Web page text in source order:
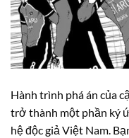
Hành trình phá án của
trở thành một phần ký
hệ độc giả Việt Nam.